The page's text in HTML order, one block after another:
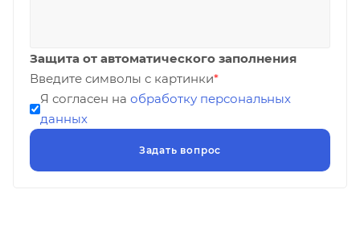
Защита от автоматического заполнения
Введите символы с картинки*
Я согласен на обработку персональных
данных